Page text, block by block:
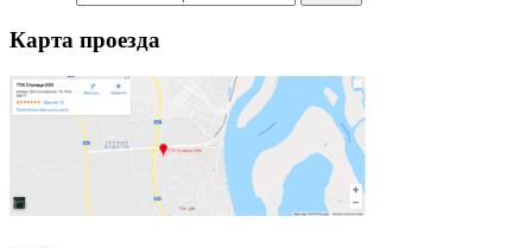
Карта проезда